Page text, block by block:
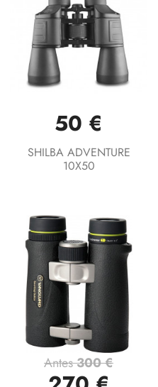
50 €
SHILBA ADVENTURE
10X50
Antes300 €